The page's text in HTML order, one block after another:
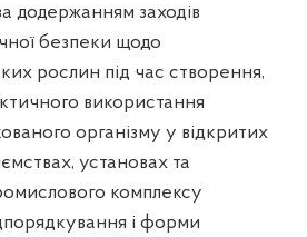
додержанням заходів
безпеки щодо
рослин під час створення,
використання
організму у відкритих
установах та
комплексу
і форми